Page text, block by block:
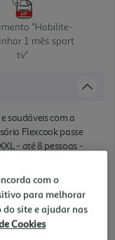
"Habilite-
1 mês sport
tv"
saudáveis com a
Flexcook passe
- até 8 pessoas -
extra crocante e
perfeita,
com o
para melhorar
site e ajudar nas
Cookies